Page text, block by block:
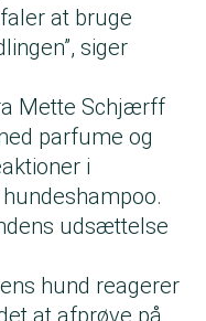
at bruge
siger
Mette Schjærff
parfume og
i
udsættelse
hund reagerer